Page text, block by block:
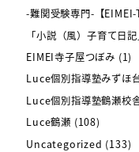
-難関受験専門-【EIMEI-
「小説（風）子育て日記
EIMEI寺子屋つぼみ (1)
Luce個別指導塾みずほ
Luce個別指導塾鶴瀬校
Luce鶴瀬 (108)
Uncategorized (133)